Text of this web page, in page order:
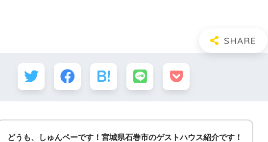
どうも、しゅんペーです！宮城県石巻市のゲストハウス紹介です！